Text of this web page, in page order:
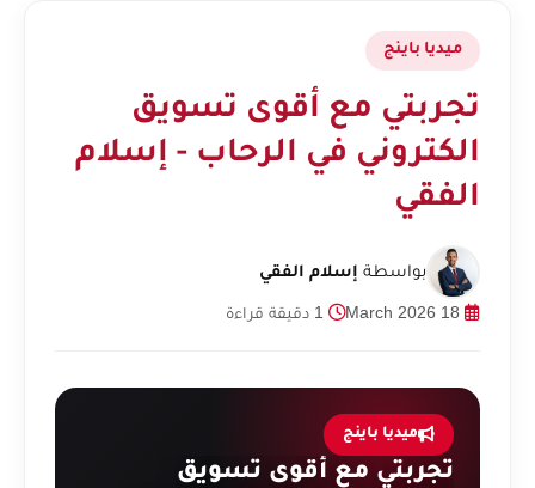
ميديا باينج
تجربتي مع أقوى تسويق
الكتروني في الرحاب - إسلام
الفقي
بواسطة إسلام الفقي
ميديا باينج
تجربتي مع أقوى تسويق